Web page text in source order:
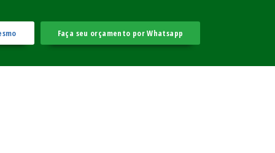
Faça seu orçamento por Whatsapp